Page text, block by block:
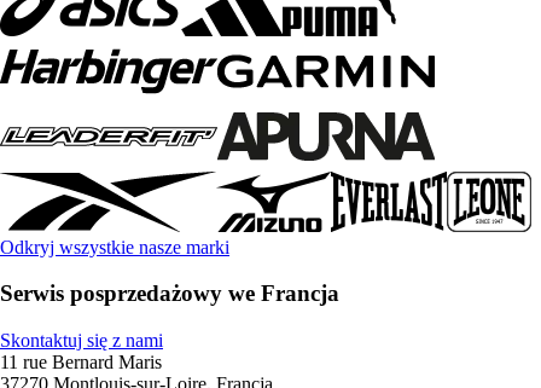
Odkryj wszystkie nasze marki
Serwis posprzedażowy we Francja
Skontaktuj się z nami
11 rue Bernard Maris
37270 Montlouis-sur-Loire, Francja